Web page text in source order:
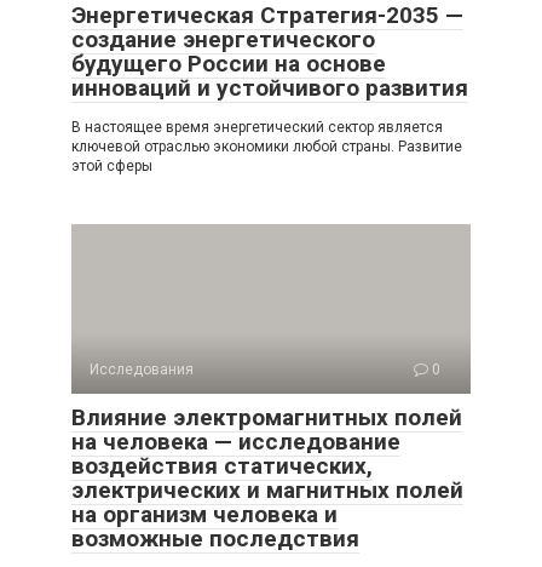
Энергетическая Стратегия-2035 —
создание энергетического
будущего России на основе
инноваций и устойчивого развития
В настоящее время энергетический сектор является
ключевой отраслью экономики любой страны. Развитие
этой сферы
Исследования 0
Влияние электромагнитных полей
на человека — исследование
воздействия статических,
электрических и магнитных полей
на организм человека и
возможные последствия